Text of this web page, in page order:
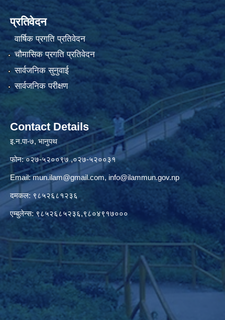
प्रतिवेदन
वार्षिक प्रगति प्रतिवेदन
चौमासिक प्रगति प्रतिवेदन
सार्वजनिक सुनुवाई
सार्वजनिक परीक्षण
Contact Details
इ.न.पा-७, भानुपथ
फोन: ०२७-५२००९७ ,०२७-५२००३१
Email:mun.ilam@gmail.com, info@ilammun.gov.np
दमकल: ९८५२६८१२३६
एम्बुलेन्स: ९८५२६८५२३६,९८०४९१७०००